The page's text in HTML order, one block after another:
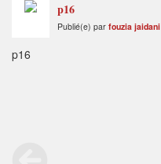
p16
Publié(e) par fouzia jaidani
p16